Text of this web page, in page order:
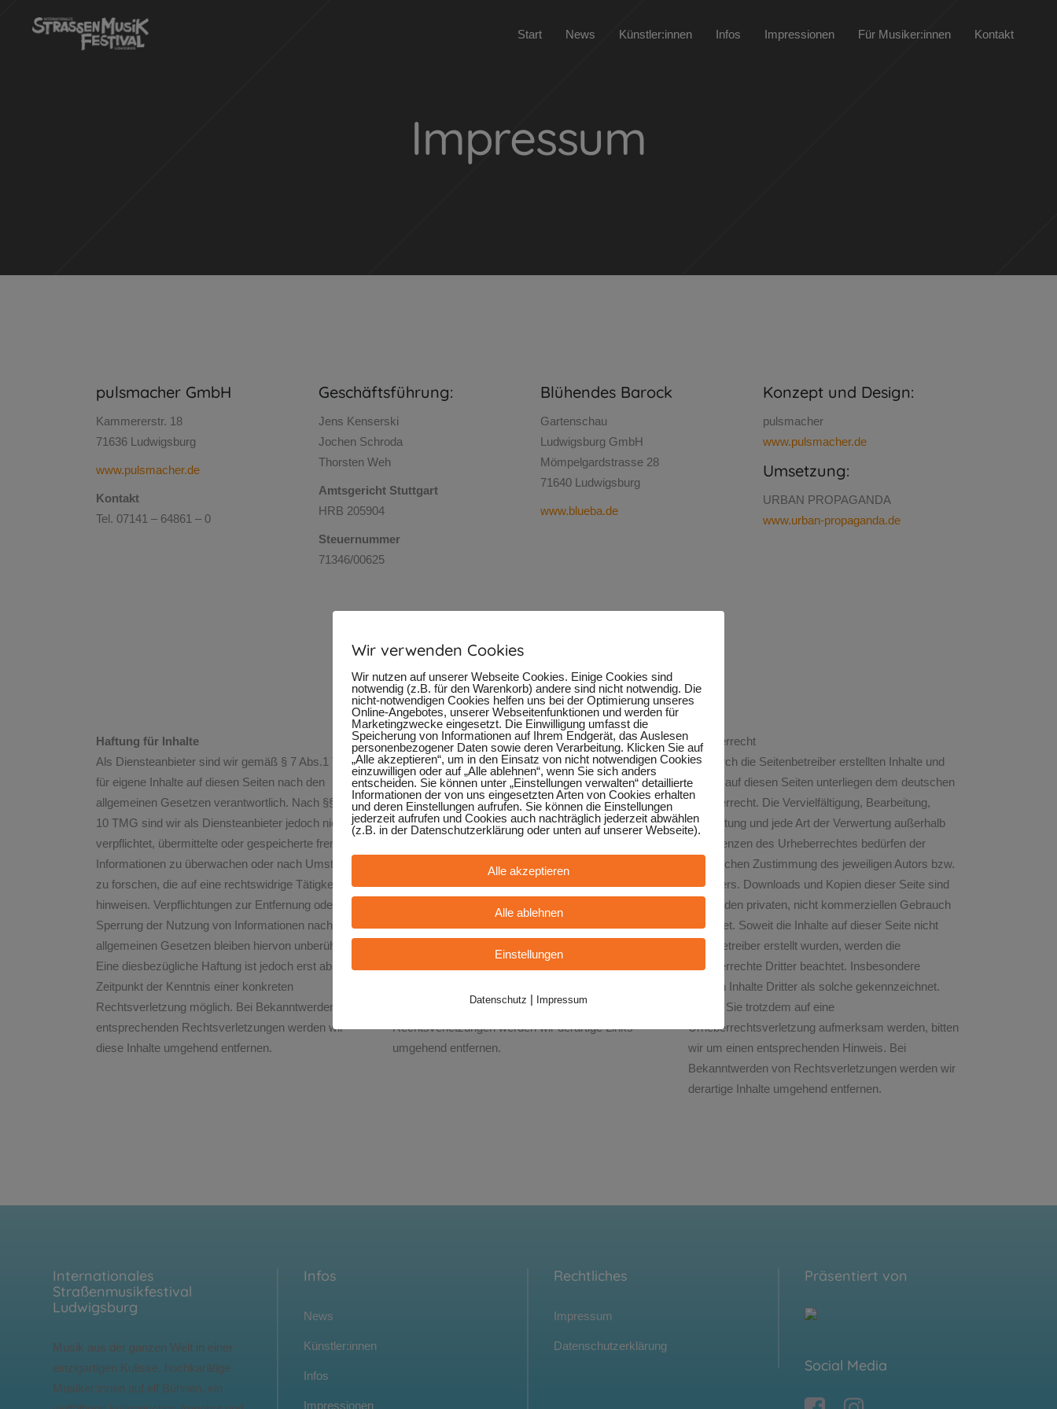
Start News Künstler:innen Infos Impressionen Für Musiker:innen Kontakt
Impressum
pulsmacher GmbH
Kammererstr. 18
71636 Ludwigsburg
www.pulsmacher.de
Kontakt
Tel. 07141 – 64861 – 0
Geschäftsführung:
Jens Kenserski
Jochen Schroda
Thorsten Weh
Amtsgericht Stuttgart
HRB 205904
Steuernummer
71346/00625
Blühendes Barock
Gartenschau
Ludwigsburg GmbH
Mömpelgardstrasse 28
71640 Ludwigsburg
www.blueba.de
Konzept und Design:
pulsmacher
www.pulsmacher.de
Umsetzung:
URBAN PROPAGANDA
www.urban-propaganda.de
Haftungsausschluss (Disclaimer)
Haftung für Inhalte
Als Diensteanbieter sind wir gemäß § 7 Abs.1 TMG
für eigene Inhalte auf diesen Seiten nach den
allgemeinen Gesetzen verantwortlich. Nach §§ 8 bis
10 TMG sind wir als Diensteanbieter jedoch nicht
verpflichtet, übermittelte oder gespeicherte fremde
Informationen zu überwachen oder nach Umständen
zu forschen, die auf eine rechtswidrige Tätigkeit
hinweisen. Verpflichtungen zur Entfernung oder
Sperrung der Nutzung von Informationen nach den
allgemeinen Gesetzen bleiben hiervon unberührt.
Eine diesbezügliche Haftung ist jedoch erst ab dem
Zeitpunkt der Kenntnis einer konkreten
Rechtsverletzung möglich. Bei Bekanntwerden von
entsprechenden Rechtsverletzungen werden wir
diese Inhalte umgehend entfernen.
Haftung für Links
Unser Angebot enthält Links zu externen Webseiten
Dritter, auf deren Inhalte wir keinen Einfluss haben.
Deshalb können wir für diese fremden Inhalte auch
keine Gewähr übernehmen. Für die Inhalte der
Betreiber der Seiten verantwortlich. Die verlinkten
Seiten wurden zum Zeitpunkt der Verlinkung auf
zumutbar. Bei Bekanntwerden von
Rechtsverletzungen werden wir derartige Links
umgehend entfernen.
Urheberrecht
Die durch die Seitenbetreiber erstellten Inhalte und
Werke auf diesen Seiten unterliegen dem deutschen
Urheberrecht. Die Vervielfältigung, Bearbeitung,
Verbreitung und jede Art der Verwertung außerhalb
der Grenzen des Urheberrechtes bedürfen der
schriftlichen Zustimmung des jeweiligen Autors bzw.
Erstellers. Downloads und Kopien dieser Seite sind
nur für den privaten, nicht kommerziellen Gebrauch
gestattet. Soweit die Inhalte auf dieser Seite nicht
vom Betreiber erstellt wurden, werden die
Urheberrechte Dritter beachtet. Insbesondere
werden Inhalte Dritter als solche gekennzeichnet.
Sollten Sie trotzdem auf eine
Urheberrechtsverletzung aufmerksam werden, bitten
wir um einen entsprechenden Hinweis. Bei
Bekanntwerden von Rechtsverletzungen werden wir
derartige Inhalte umgehend entfernen.
Internationales
Straßenmusikfestival
Ludwigsburg
Musik aus der ganzen Welt in einer
einzigartigen Kulisse, hochkarätige
Musiker:innen auf elf Bühnen, ein
Infos
News
Künstler:innen
Infos
Impressionen
Rechtliches
Impressum
Datenschutzerklärung
Präsentiert von
Social Media
Wir verwenden Cookies
Wir nutzen auf unserer Webseite Cookies. Einige Cookies sind
notwendig (z.B. für den Warenkorb) andere sind nicht notwendig. Die
nicht-notwendigen Cookies helfen uns bei der Optimierung unseres
Online-Angebotes, unserer Webseitenfunktionen und werden für
Marketingzwecke eingesetzt. Die Einwilligung umfasst die
Speicherung von Informationen auf Ihrem Endgerät, das Auslesen
personenbezogener Daten sowie deren Verarbeitung. Klicken Sie auf
„Alle akzeptieren“, um in den Einsatz von nicht notwendigen Cookies
einzuwilligen oder auf „Alle ablehnen“, wenn Sie sich anders
entscheiden. Sie können unter „Einstellungen verwalten“ detaillierte
Informationen der von uns eingesetzten Arten von Cookies erhalten
und deren Einstellungen aufrufen. Sie können die Einstellungen
jederzeit aufrufen und Cookies auch nachträglich jederzeit abwählen
(z.B. in der Datenschutzerklärung oder unten auf unserer Webseite).
Alle akzeptieren
Alle ablehnen
Einstellungen
Datenschutz | Impressum